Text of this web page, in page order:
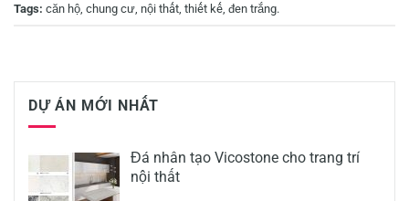
Tags: căn hộ chung cư nội thất thiết kế đen trắng.
DỰ ÁN MỚI NHẤT
Đá nhân tạo Vicostone cho trang trí
nội thất